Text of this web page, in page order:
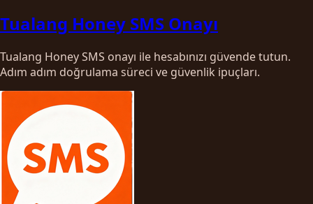
Tualang Honey SMS Onayı
Tualang Honey SMS onayı ile hesabınızı güvende tutun.
Adım adım doğrulama süreci ve güvenlik ipuçları.